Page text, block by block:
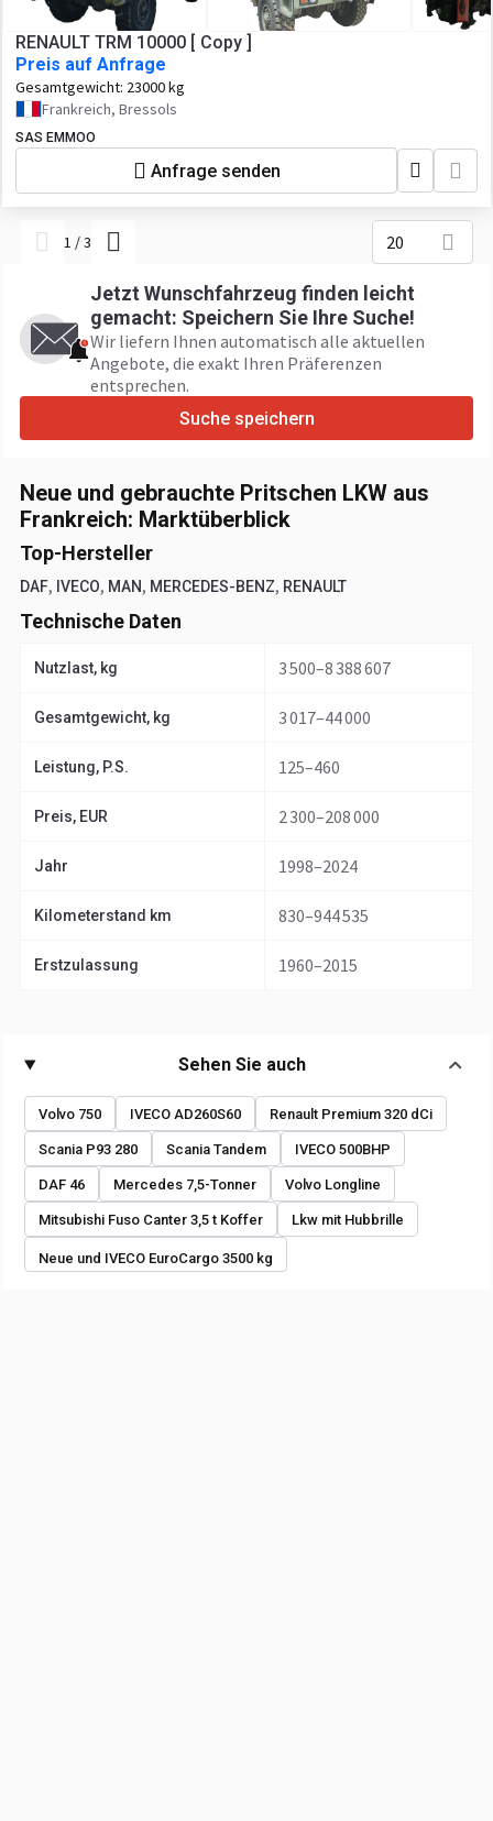
RENAULT TRM 10000 [ Copy ]
Preis auf Anfrage
Gesamtgewicht: 23000 kg
Frankreich, Bressols
SAS EMMOO
Anfrage senden
1 /3 20
Jetzt Wunschfahrzeug finden leicht
gemacht: Speichern Sie Ihre Suche!
Wir liefern Ihnen automatisch alle aktuellen
Angebote, die exakt Ihren Präferenzen
entsprechen.
Suche speichern
Neue und gebrauchte Pritschen LKW aus
Frankreich: Marktüberblick
Top-Hersteller
DAF, IVECO, MAN, MERCEDES-BENZ, RENAULT
Technische Daten
Nutzlast, kg 3 500–8 388 607
Gesamtgewicht, kg 3 017–44 000
Leistung, P.S. 125–460
Preis, EUR 2 300–208 000
Jahr 1998–2024
Kilometerstand km 830–944 535
Erstzulassung 1960–2015
Sehen Sie auch
Volvo 750 IVECO AD260S60 Renault Premium 320 dCi
Scania P93 280 Scania Tandem IVECO 500BHP
DAF 46 Mercedes 7,5-Tonner Volvo Longline
Mitsubishi Fuso Canter 3,5 t Koffer Lkw mit Hubbrille
Neue und IVECO EuroCargo 3500 kg